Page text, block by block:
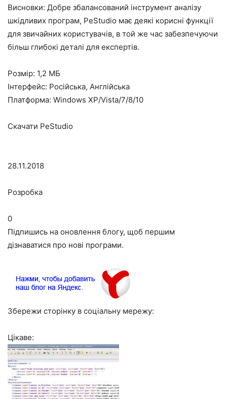
Висновки: Добре збалансований інструмент аналізу
шкідливих програм, PeStudio має деякі корисні функції
для звичайних користувачів, в той же час забезпечуючи
більш глибокі деталі для експертів.
Розмір: 1,2 МБ
Інтерфейс: Російська, Англійська
Платформа: Windows XP/Vista/7/8/10
Скачати PeStudio
28.11.2018
Розробка
0
Підпишись на оновлення блогу, щоб першим
дізнаватися про нові програми.
Збережи сторінку в соціальну мережу:
Цікаве: